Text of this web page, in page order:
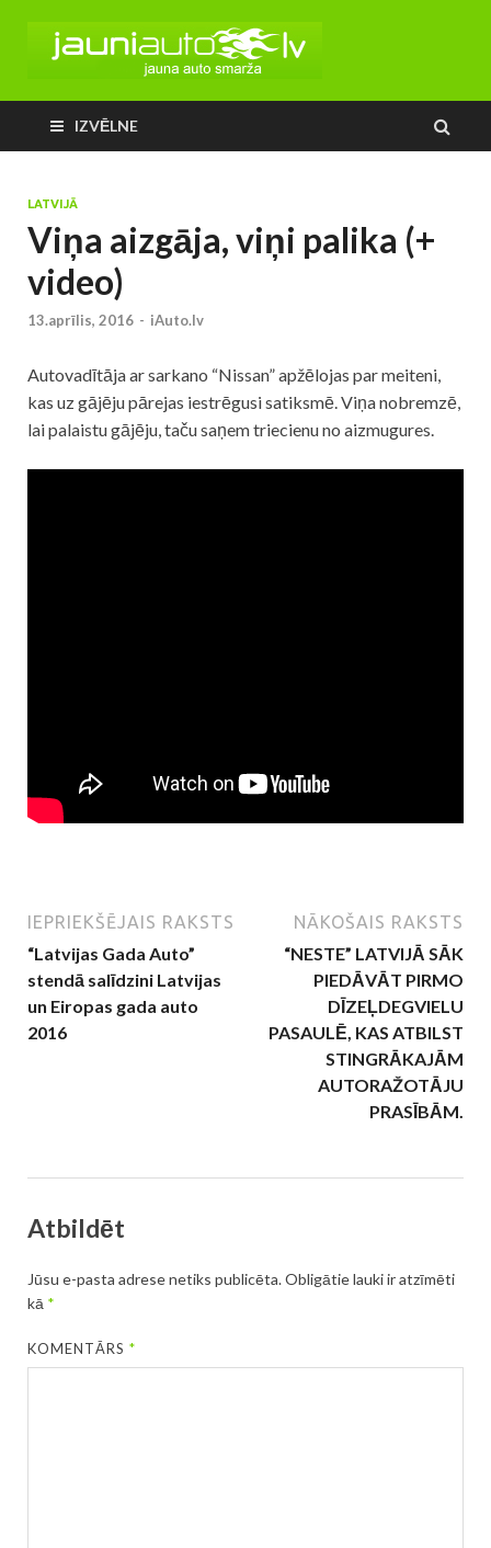
IZVĒLNE
LATVIJĀ
Viņa aizgāja, viņi palika (+
video)
13.aprīlis, 2016 - iAuto.lv
Autovadītāja ar sarkano “Nissan” apžēlojas par meiteni,
kas uz gājēju pārejas iestrēgusi satiksmē. Viņa nobremzē,
lai palaistu gājēju, taču saņem triecienu no aizmugures.
IEPRIEKŠĒJAIS RAKSTS
“Latvijas Gada Auto”
stendā salīdzini Latvijas
un Eiropas gada auto
2016
NĀKOŠAIS RAKSTS
“NESTE” LATVIJĀ SĀK
PIEDĀVĀT PIRMO
DĪZEĻDEGVIELU
PASAULĒ, KAS ATBILST
STINGRĀKAJĀM
AUTORAŽOTĀJU
PRASĪBĀM.
Atbildēt
Jūsu e-pasta adrese netiks publicēta.Obligātie lauki ir atzīmēti
kā *
KOMENTĀRS*